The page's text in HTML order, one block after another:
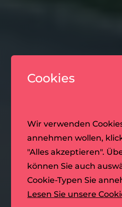
Cookies
Wir verwenden
annehmen wollen,
"Alles akzeptieren".
können Sie auch
Cookie-Typen Sie
Lesen Sie unsere